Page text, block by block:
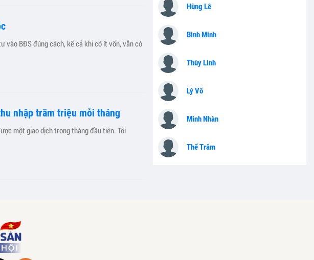
vào BĐS đúng cách, kể cả khi có ít vốn, vẫn có
nhập trăm triệu mỗi tháng
một giao dịch trong tháng đầu tiên. Tôi
Hùng Lê
Bình Minh
Thùy Linh
Lý Võ
Minh Nhàn
Thế Trâm